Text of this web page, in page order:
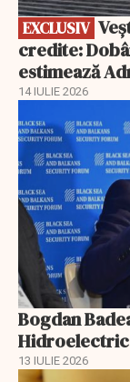
EXCLUSIV
credite:
estimează
14 IULIE 2026
Bogdan
13 IULIE 2026